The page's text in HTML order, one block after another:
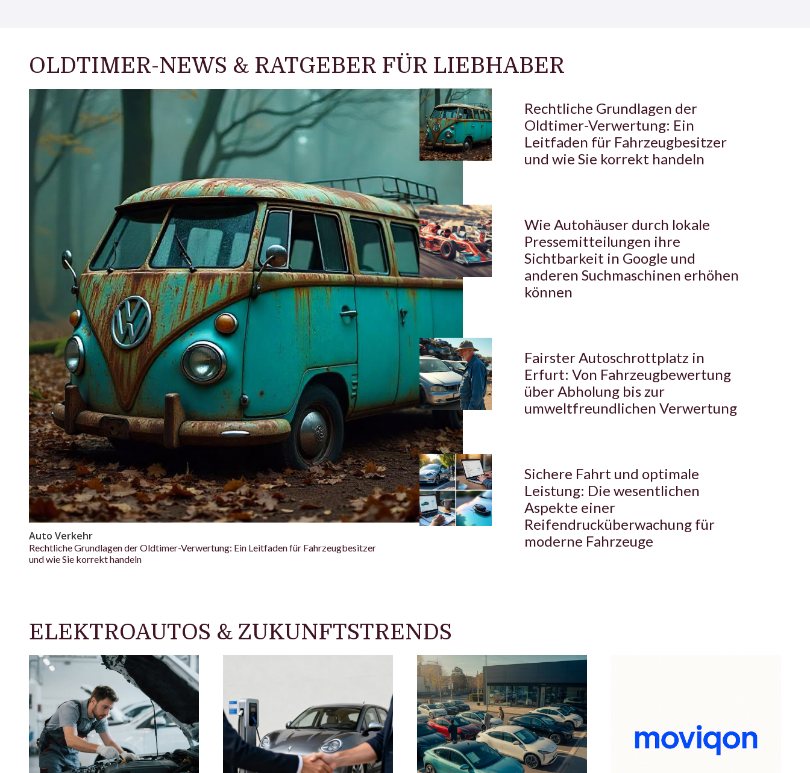
OLDTIMER-NEWS & RATGEBER FÜR LIEBHABER
Auto Verkehr
Rechtliche Grundlagen der Oldtimer-Verwertung: Ein Leitfaden für Fahrzeugbesitzer
und wie Sie korrekt handeln
Rechtliche Grundlagen der
Oldtimer-Verwertung: Ein
Leitfaden für Fahrzeugbesitzer
und wie Sie korrekt handeln
Wie Autohäuser durch lokale
Pressemitteilungen ihre
Sichtbarkeit in Google und
anderen Suchmaschinen erhöhen
können
Fairster Autoschrottplatz in
Erfurt: Von Fahrzeugbewertung
über Abholung bis zur
umweltfreundlichen Verwertung
Sichere Fahrt und optimale
Leistung: Die wesentlichen
Aspekte einer
Reifendrucküberwachung für
moderne Fahrzeuge
ELEKTROAUTOS & ZUKUNFTSTRENDS